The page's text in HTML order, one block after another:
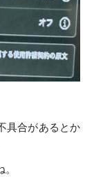
具合があるとか